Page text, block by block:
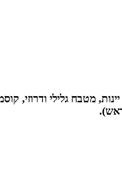
וגם גבינות, יינות, מטבח גלילי